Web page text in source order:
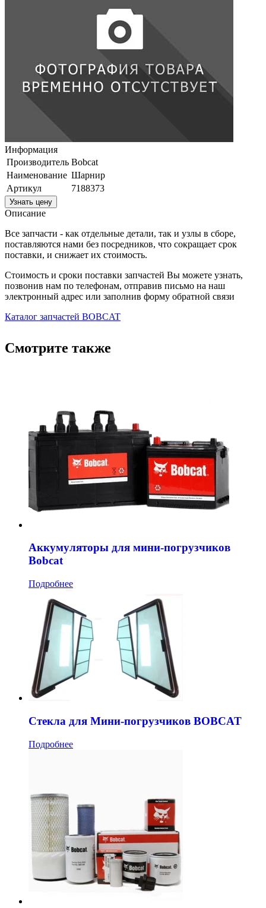
Информация
Производитель Bobcat
Наименование Шарнир
Артикул
7188373
Узнать цену
Описание
Все запчасти - как отдельные детали, так и узлы в сборе,
поставляются нами без посредников, что сокращает срок
поставки, и снижает их стоимость.
Стоимость и сроки поставки запчастей Вы можете узнать,
позвонив нам по телефонам, отправив письмо на наш
электронный адрес или заполнив форму обратной связи
Каталог запчастей BOBCAT
Смотрите также
Аккумуляторы для мини-погрузчиков
Bobcat
Подробнее
Стекла для Мини-погрузчиков BOBCAT
Подробнее